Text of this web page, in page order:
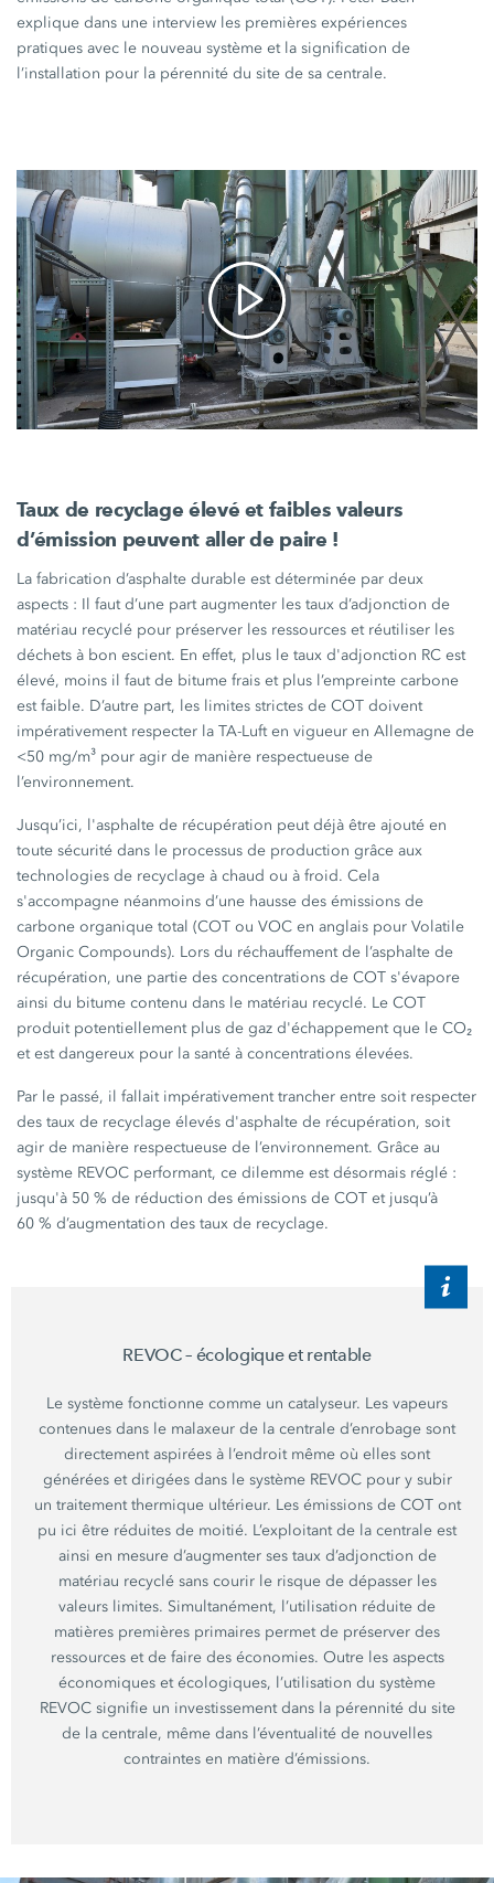
explique dans une interview les premières expériences
pratiques avec le nouveau système et la signification de
l’installation pour la pérennité du site de sa centrale.
Taux de recyclage élevé et faibles valeurs
d’émission peuvent aller de paire !
La fabrication d’asphalte durable est déterminée par deux
aspects : Il faut d’une part augmenter les taux d’adjonction de
matériau recyclé pour préserver les ressources et réutiliser les
déchets à bon escient. En effet, plus le taux d'adjonction RC est
élevé, moins il faut de bitume frais et plus l’empreinte carbone
est faible. D’autre part, les limites strictes de COT doivent
impérativement respecter la TA-Luft en vigueur en Allemagne de
<50 mg/m³ pour agir de manière respectueuse de
l’environnement.
Jusqu’ici, l'asphalte de récupération peut déjà être ajouté en
toute sécurité dans le processus de production grâce aux
technologies de recyclage à chaud ou à froid. Cela
s'accompagne néanmoins d’une hausse des émissions de
carbone organique total (COT ou VOC en anglais pour Volatile
Organic Compounds). Lors du réchauffement de l’asphalte de
récupération, une partie des concentrations de COT s'évapore
ainsi du bitume contenu dans le matériau recyclé. Le COT
produit potentiellement plus de gaz d'échappement que le CO₂
et est dangereux pour la santé à concentrations élevées.
Par le passé, il fallait impérativement trancher entre soit respecter
des taux de recyclage élevés d'asphalte de récupération, soit
agir de manière respectueuse de l’environnement. Grâce au
système REVOC performant, ce dilemme est désormais réglé :
jusqu'à 50 % de réduction des émissions de COT et jusqu’à
60 % d’augmentation des taux de recyclage.
REVOC – écologique et rentable
Le système fonctionne comme un catalyseur. Les vapeurs
contenues dans le malaxeur de la centrale d’enrobage sont
directement aspirées à l’endroit même où elles sont
générées et dirigées dans le système REVOC pour y subir
un traitement thermique ultérieur. Les émissions de COT ont
pu ici être réduites de moitié. L’exploitant de la centrale est
ainsi en mesure d’augmenter ses taux d’adjonction de
matériau recyclé sans courir le risque de dépasser les
valeurs limites. Simultanément, l’utilisation réduite de
matières premières primaires permet de préserver des
ressources et de faire des économies. Outre les aspects
économiques et écologiques, l’utilisation du système
REVOC signifie un investissement dans la pérennité du site
de la centrale, même dans l’éventualité de nouvelles
contraintes en matière d’émissions.